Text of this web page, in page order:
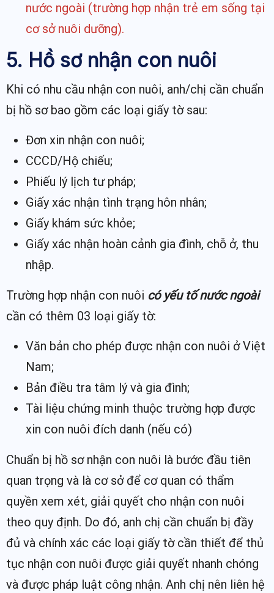
nước ngoài (trường hợp nhận trẻ em sống tại
cơ sở nuôi dưỡng).
5. Hồ sơ nhận con nuôi
Khi có nhu cầu nhận con nuôi, anh/chị cần chuẩn
bị hồ sơ bao gồm các loại giấy tờ sau:
Đơn xin nhận con nuôi;
CCCD/Hộ chiếu;
Phiếu lý lịch tư pháp;
Giấy xác nhận tình trạng hôn nhân;
Giấy khám sức khỏe;
Giấy xác nhận hoàn cảnh gia đình, chỗ ở, thu
nhập.
Trường hợp nhận con nuôi có yếu tố nước ngoài
cần có thêm 03 loại giấy tờ:
Văn bản cho phép được nhận con nuôi ở Việt
Nam;
Bản điều tra tâm lý và gia đình;
Tài liệu chứng minh thuộc trường hợp được
xin con nuôi đích danh (nếu có)
Chuẩn bị hồ sơ nhận con nuôi là bước đầu tiên
quan trọng và là cơ sở để cơ quan có thẩm
quyền xem xét, giải quyết cho nhận con nuôi
theo quy định. Do đó, anh chị cần chuẩn bị đầy
đủ và chính xác các loại giấy tờ cần thiết để thủ
tục nhận con nuôi được giải quyết nhanh chóng
và được pháp luật công nhận. Anh chị nên liên hệ